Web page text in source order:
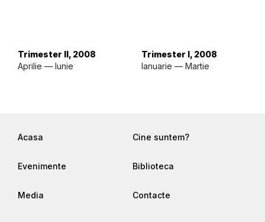
Trimester II, 2008
Aprilie — Iunie
Trimester I, 2008
Ianuarie — Martie
Acasa Cine suntem?
Evenimente Biblioteca
Media Contacte